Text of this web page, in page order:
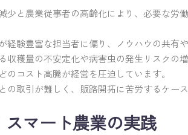
少と農業従事者の高齢化により、必要な労
経験豊富な担当者に偏り、ノウハウの共有
収穫量の不安定化や病害虫の発生リスクの
のコスト高騰が経営を圧迫しています。
の取引が難しく、販路開拓に苦労するケー
マート農業の実践